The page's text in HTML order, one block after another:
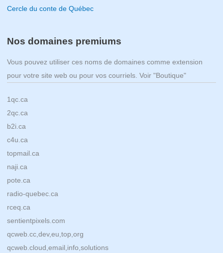
Cercle du conte de Québec
Nos domaines premiums
Vous pouvez utiliser ces noms de domaines comme extension
pour votre site web ou pour vos courriels. Voir "Boutique"
1qc.ca
2qc.ca
b2i.ca
c4u.ca
topmail.ca
naji.ca
pote.ca
radio-quebec.ca
rceq.ca
sentientpixels.com
qcweb.cc,dev,eu,top,org
qcweb.cloud,email,info,solutions